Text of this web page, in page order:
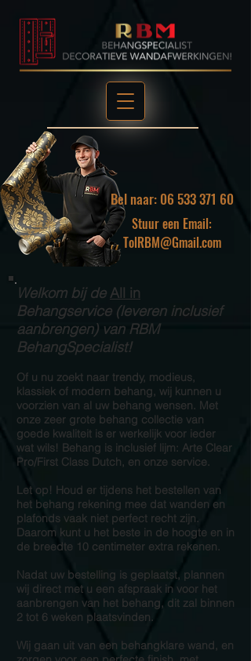
Stuur een Email:
TolRBM@Gmail.com
Bel naar: 06 533 371 60
Welkom bij deAll in
Behangservice (leveren inclusief
aanbrengen) van RBM
BehangSpecialist!
Of u nu zoekt naar trendy, modieus,
klassiek of modern behang, wij kunnen u
voorzien van al uw behang wensen. Met
onze zeer grote behang collectie van
goede kwaliteit is er werkelijk voor ieder
wat wils! Behang is inclusief lijm: Arte Clear
Pro/First Class Dutch, en onze service.
Let op! Houd er tijdens het bestellen van
het behang rekening mee dat wanden en
plafonds vaak niet perfect recht zijn.
Daarom kunt u het beste in de hoogte en in
de breedte 10 centimeter extra rekenen.
Nadat uw bestelling is geplaatst, plannen
wij direct met u een afspraak in voor het
aanbrengen van het behang, dit zal binnen
2 tot 6 weken plaatsvinden.
Wij gaan uit van een behangklare wand, en